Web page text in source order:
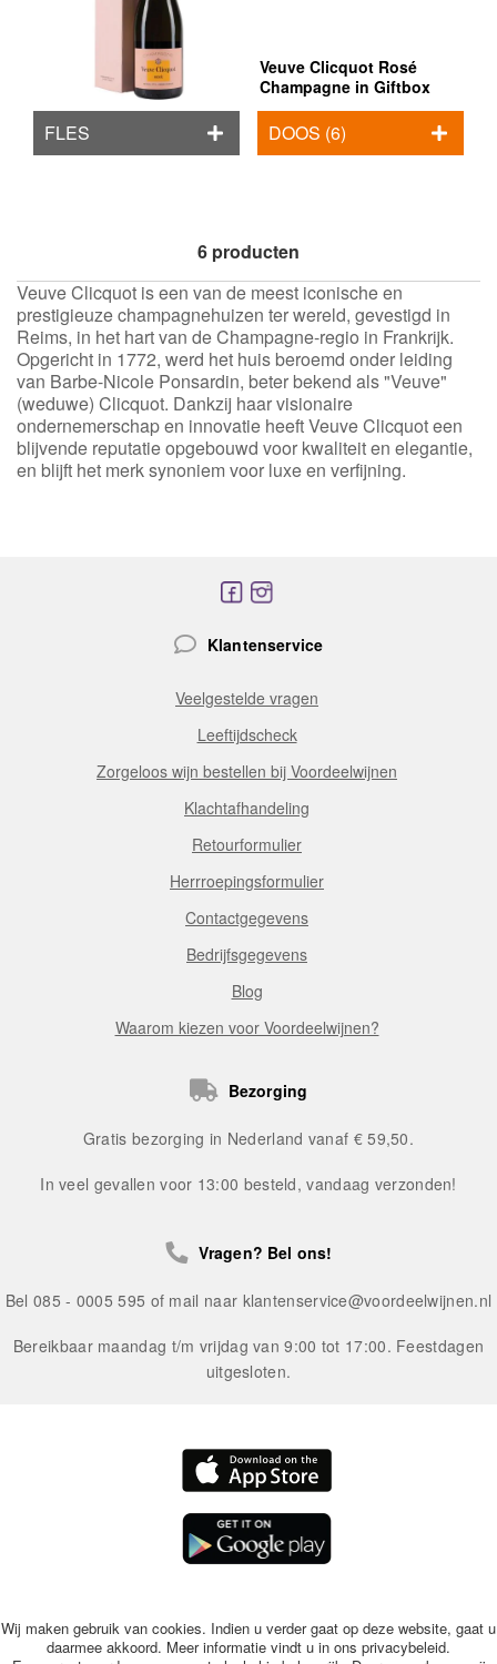
Veuve Clicquot Rosé
Champagne in Giftbox
FLES DOOS (6)
6 producten
Veuve Clicquot is een van de meest iconische en
prestigieuze champagnehuizen ter wereld, gevestigd in
Reims, in het hart van de Champagne-regio in Frankrijk.
Opgericht in 1772, werd het huis beroemd onder leiding
van Barbe-Nicole Ponsardin, beter bekend als "Veuve"
(weduwe) Clicquot. Dankzij haar visionaire
ondernemerschap en innovatie heeft Veuve Clicquot een
blijvende reputatie opgebouwd voor kwaliteit en elegantie,
en blijft het merk synoniem voor luxe en verfijning.
Klantenservice
Veelgestelde vragen
Leeftijdscheck
Zorgeloos wijn bestellen bij Voordeelwijnen
Klachtafhandeling
Retourformulier
Herrroepingsformulier
Contactgegevens
Bedrijfsgegevens
Blog
Waarom kiezen voor Voordeelwijnen?
Bezorging
Gratis bezorging in Nederland vanaf € 59,50.
In veel gevallen voor 13:00 besteld, vandaag verzonden!
Vragen? Bel ons!
Bel 085 - 0005 595 of mail naar klantenservice@voordeelwijnen.nl
Bereikbaar maandag t/m vrijdag van 9:00 tot 17:00. Feestdagen
uitgesloten.
Wij maken gebruik van cookies. Indien u verder gaat op deze website, gaat u
daarmee akkoord. Meer informatie vindt u in ons privacybeleid.